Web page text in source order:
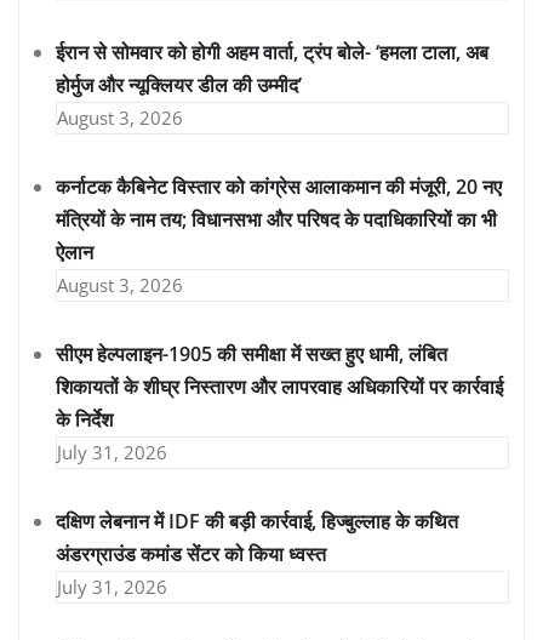
ईरान से सोमवार को होगी अहम वार्ता, ट्रंप बोले- ‘हमला टाला, अब
होर्मुज और न्यूक्लियर डील की उम्मीद’
August 3, 2026
कर्नाटक कैबिनेट विस्तार को कांग्रेस आलाकमान की मंजूरी, 20 नए
मंत्रियों के नाम तय; विधानसभा और परिषद के पदाधिकारियों का भी
ऐलान
August 3, 2026
सीएम हेल्पलाइन-1905 की समीक्षा में सख्त हुए धामी, लंबित
शिकायतों के शीघ्र निस्तारण और लापरवाह अधिकारियों पर कार्रवाई
के निर्देश
July 31, 2026
दक्षिण लेबनान में IDF की बड़ी कार्रवाई, हिज्बुल्लाह के कथित
अंडरग्राउंड कमांड सेंटर को किया ध्वस्त
July 31, 2026